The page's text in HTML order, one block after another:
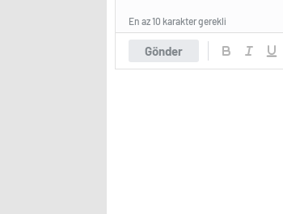
Gönder
En az 10 karakter gerekli